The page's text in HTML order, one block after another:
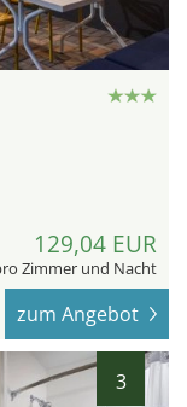
129,04 EUR
Zimmer und Nacht
zum Angebot
3